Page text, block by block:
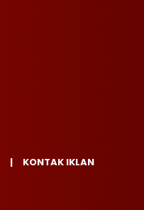
KONTAK IKLAN